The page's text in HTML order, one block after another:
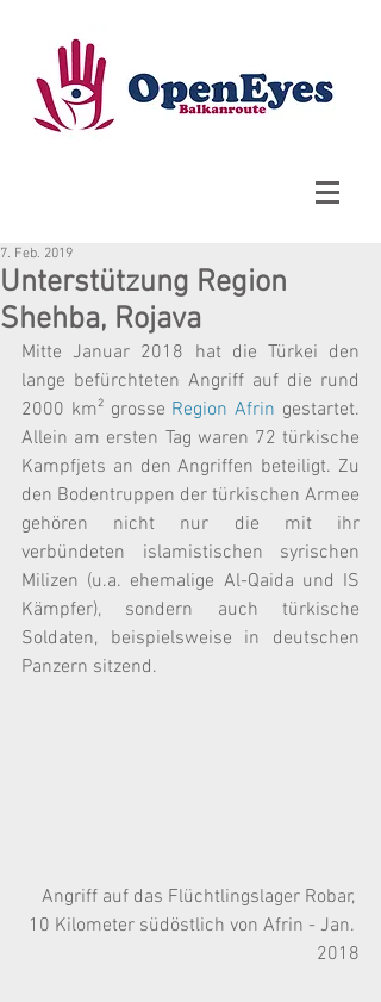
Unterstützung Region
Shehba, Rojava
7. Feb. 2019
Mitte Januar 2018 hat die Türkei den
lange befürchteten Angriff auf die rund
2000 km² grosse Region Afrin gestartet.
Allein am ersten Tag waren 72 türkische
Kampfjets an den Angriffen beteiligt. Zu
den Bodentruppen der türkischen Armee
gehören nicht nur die mit ihr
verbündeten islamistischen syrischen
Milizen (u.a. ehemalige Al-Qaida und IS
Kämpfer), sondern auch türkische
Soldaten, beispielsweise in deutschen
Panzern sitzend.
Angriff auf das Flüchtlingslager Robar,
10 Kilometer südöstlich von Afrin - Jan.
2018